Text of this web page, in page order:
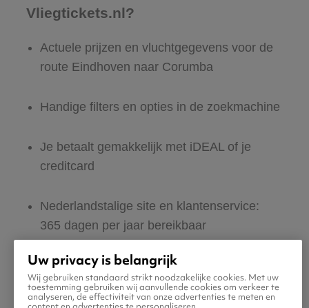
Vliegtickets.nl?
Actuele prijzen en vluchtgegevens voor de
route Eindhoven naar Corumba
Handige filters en opties in de zoekmachine
Je betaalt gemakkelijk met iDEAL of je
creditcard
Nederlandstalige site en klantenservice:
365 dagen per jaar bereikbaar
Zeker van veilig boeken en betalen
Boek ook direct een hotel of huurauto voor
Uw privacy is belangrijk
Wij gebruiken standaard strikt noodzakelijke cookies. Met uw
toestemming gebruiken wij aanvullende cookies om verkeer te
analyseren, de effectiviteit van onze advertenties te meten en